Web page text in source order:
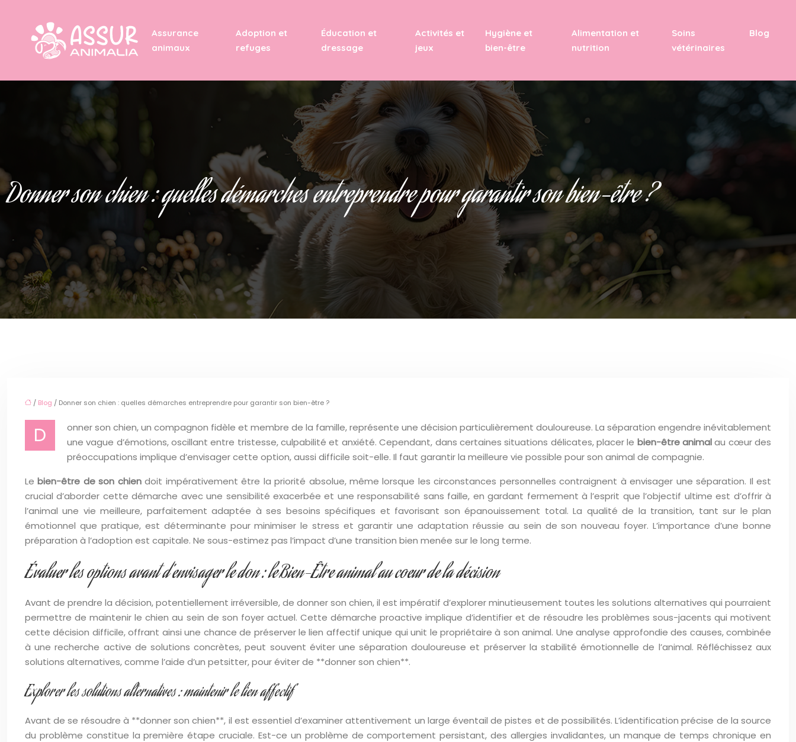
Assurance
animaux
Adoption et
refuges
Éducation et
dressage
Activités et
jeux
Hygiène et
bien-être
Alimentation et
nutrition
Soins
vétérinaires
Blog
Donner son chien : quelles démarches entreprendre pour garantir son bien-être ?
/ Blog / Donner son chien : quelles démarches entreprendre pour garantir son bien-être ?
D
onner son chien, un compagnon fidèle et membre de la famille, représente une décision particulièrement douloureuse. La séparation engendre inévitablement
une vague d’émotions, oscillant entre tristesse, culpabilité et anxiété. Cependant, dans certaines situations délicates, placer le bien-être animalau cœur des
préoccupations implique d’envisager cette option, aussi difficile soit-elle. Il faut garantir la meilleure vie possible pour son animal de compagnie.
Lebien-être de son chiendoit impérativement être la priorité absolue, même lorsque les circonstances personnelles contraignent à envisager une séparation. Il est
crucial d’aborder cette démarche avec une sensibilité exacerbée et une responsabilité sans faille, en gardant fermement à l’esprit que l’objectif ultime est d’offrir à
l’animal une vie meilleure, parfaitement adaptée à ses besoins spécifiques et favorisant son épanouissement total. La qualité de la transition, tant sur le plan
émotionnel que pratique, est déterminante pour minimiser le stress et garantir une adaptation réussie au sein de son nouveau foyer. L’importance d’une bonne
préparation à l’adoption est capitale. Ne sous-estimez pas l’impact d’une transition bien menée sur le long terme.
Évaluer les options avant d’envisager le don : le Bien-Être animal au coeur de la décision
Avant de prendre la décision, potentiellement irréversible, de donner son chien, il est impératif d’explorer minutieusement toutes les solutions alternatives qui pourraient
permettre de maintenir le chien au sein de son foyer actuel. Cette démarche proactive implique d’identifier et de résoudre les problèmes sous-jacents qui motivent
cette décision difficile, offrant ainsi une chance de préserver le lien affectif unique qui unit le propriétaire à son animal. Une analyse approfondie des causes, combinée
à une recherche active de solutions concrètes, peut souvent éviter une séparation douloureuse et préserver la stabilité émotionnelle de l’animal. Réfléchissez aux
solutions alternatives, comme l’aide d’un petsitter, pour éviter de **donner son chien**.
Explorer les solutions alternatives : maintenir le lien affectif
Avant de se résoudre à **donner son chien**, il est essentiel d’examiner attentivement un large éventail de pistes et de possibilités. L’identification précise de la source
du problème constitue la première étape cruciale. Est-ce un problème de comportement persistant, des allergies invalidantes, un manque de temps chronique en